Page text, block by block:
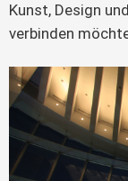
Kunst, Design
verbinden